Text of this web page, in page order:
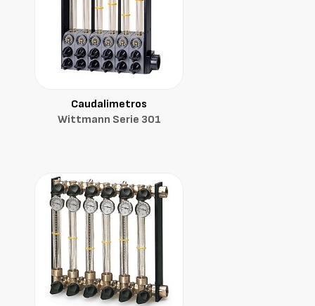
Caudalimetros
Wittmann Serie 301